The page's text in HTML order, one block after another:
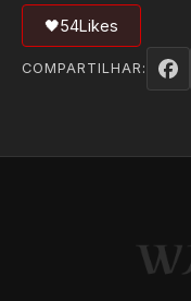
🖤54Likes
COMPARTILHAR: